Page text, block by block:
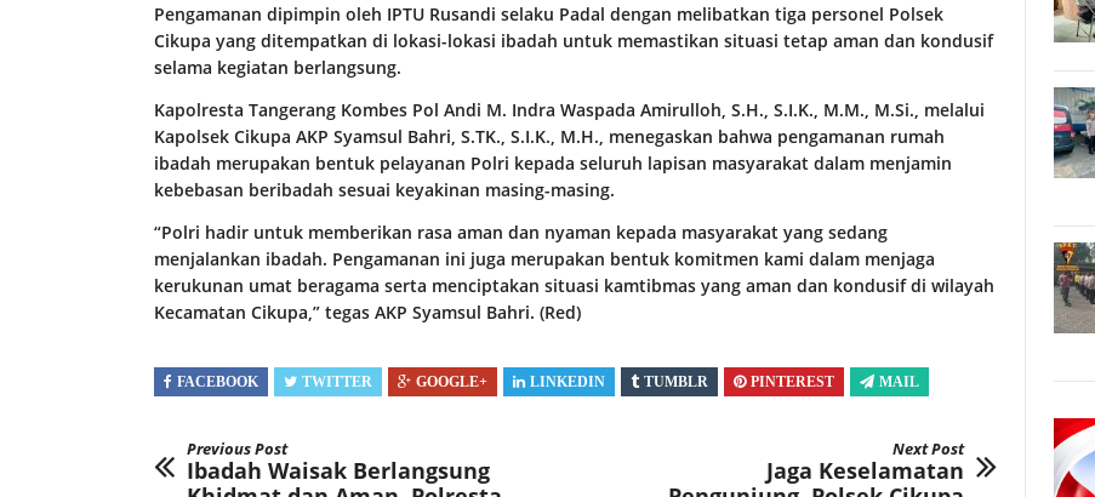
Pengamanan dipimpin oleh IPTU Rusandi selaku Padal dengan melibatkan tiga personel Polsek
Cikupa yang ditempatkan di lokasi-lokasi ibadah untuk memastikan situasi tetap aman dan kondusif
selama kegiatan berlangsung.
Kapolresta Tangerang Kombes Pol Andi M. Indra Waspada Amirulloh, S.H., S.I.K., M.M., M.Si., melalui
Kapolsek Cikupa AKP Syamsul Bahri, S.TK., S.I.K., M.H., menegaskan bahwa pengamanan rumah
ibadah merupakan bentuk pelayanan Polri kepada seluruh lapisan masyarakat dalam menjamin
kebebasan beribadah sesuai keyakinan masing-masing.
“Polri hadir untuk memberikan rasa aman dan nyaman kepada masyarakat yang sedang
menjalankan ibadah. Pengamanan ini juga merupakan bentuk komitmen kami dalam menjaga
kerukunan umat beragama serta menciptakan situasi kamtibmas yang aman dan kondusif di wilayah
Kecamatan Cikupa,” tegas AKP Syamsul Bahri. (Red)
FACEBOOK TWITTER GOOGLE+ LINKEDIN TUMBLR PINTEREST MAIL
Previous Post
Ibadah Waisak Berlangsung
Next Post
Jaga Keselamatan